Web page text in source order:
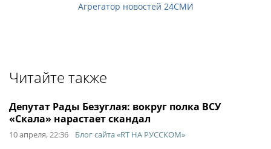
Агрегатор новостей 24СМИ
Читайте также
Депутат Рады Безуглая: вокруг полка ВСУ
«Скала» нарастает скандал
10 апреля, 22:36 Блог сайта «RT НА РУССКОМ»